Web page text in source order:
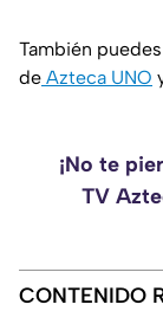
También
de Azteca UNO
¡No te
TV
CONTENIDO